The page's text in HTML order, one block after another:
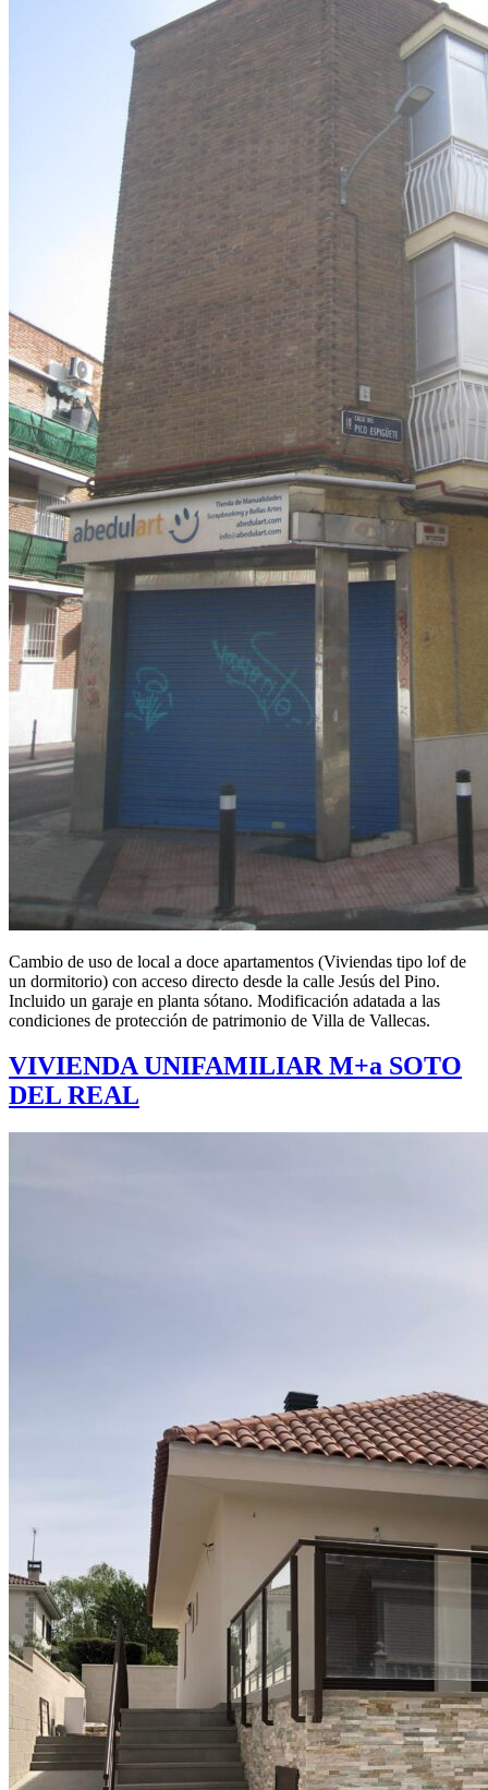
Cambio de uso de local a doce apartamentos (Viviendas tipo lof de
un dormitorio) con acceso directo desde la calle Jesús del Pino.
Incluido un garaje en planta sótano. Modificación adatada a las
condiciones de protección de patrimonio de Villa de Vallecas.
VIVIENDA UNIFAMILIAR M+a SOTO
DEL REAL